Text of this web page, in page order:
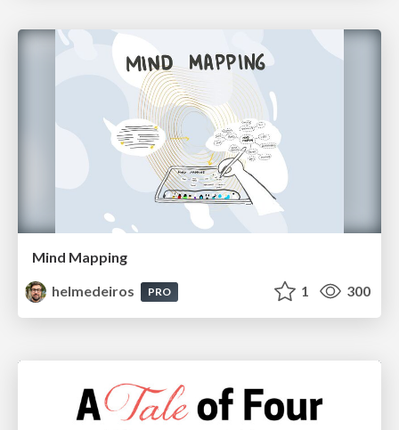
Mind Mapping
helmedeiros
PRO 1 300